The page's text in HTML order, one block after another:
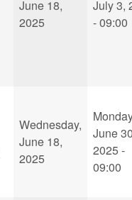
June 18,
2025
July 3,
- 09:00
Wednesday,
June 18,
2025
June
2025 -
09:00